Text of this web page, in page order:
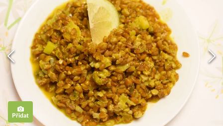
Přidat